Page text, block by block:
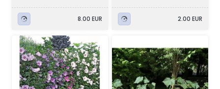
8.00 EUR 2.00 EUR